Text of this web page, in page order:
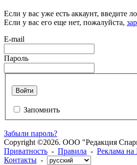
Если у вас уже есть аккаунт, введите
Если у вас его еще нет, пожалуйста,
E-mail
Пароль
Войти
Запомнить
Забыли пароль?
Copyright ©2026. ООО "Редакция
Приватность - Правила - Реклама на
Контакты -